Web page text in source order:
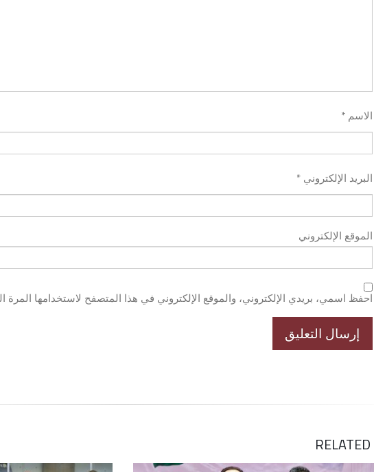
الاسم*
البريد الإلكتروني*
الموقع الإلكتروني
احفظ اسمي، بريدي الإلكتروني، والموقع الإلكتروني في هذا المتصفح لاستخدامها المرة
RELATED